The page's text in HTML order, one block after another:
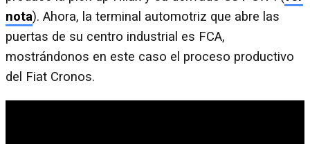
nota). Ahora, la terminal automotriz que abre las
puertas de su centro industrial es FCA,
mostrándonos en este caso el proceso productivo
del Fiat Cronos.